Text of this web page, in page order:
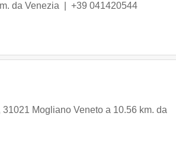
da Venezia | +39 041420544
31021 Mogliano Veneto a 10.56 km. da